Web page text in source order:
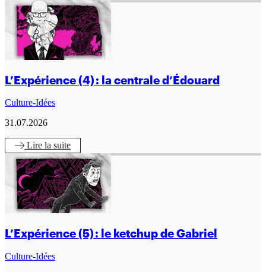
L’Expérience (4) : la centrale d’Édouard
Culture-Idées
31.07.2026
Lire la suite
L’Expérience (5) : le ketchup de Gabriel
Culture-Idées